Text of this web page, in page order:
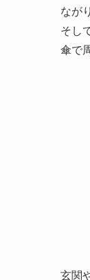
なが
そし
傘で
玄関